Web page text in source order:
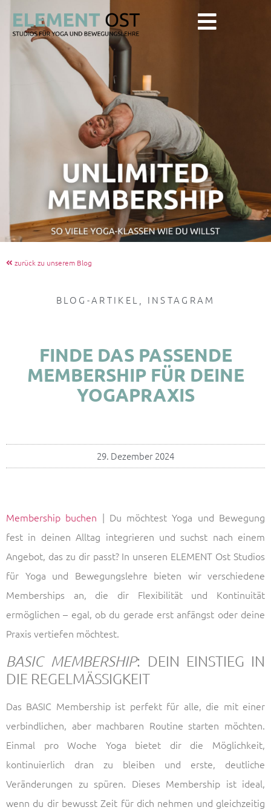
zurück zu unserem Blog
BLOG-ARTIKEL, INSTAGRAM
FINDE DAS PASSENDE
MEMBERSHIP FÜR DEINE
YOGAPRAXIS
29. Dezember 2024
Membership buchen | Du möchtest Yoga und Bewegung
fest in deinen Alltag integrieren und suchst nach einem
Angebot, das zu dir passt? In unseren ELEMENT Ost Studios
für Yoga und Bewegungslehre bieten wir verschiedene
Memberships an, die dir Flexibilität und Kontinuität
ermöglichen – egal, ob du gerade erst anfängst oder deine
Praxis vertiefen möchtest.
BASIC MEMBERSHIP: DEIN EINSTIEG IN
DIE REGELMÄSSIGKEIT
Das BASIC Membership ist perfekt für alle, die mit einer
verbindlichen, aber machbaren Routine starten möchten.
Einmal pro Woche Yoga bietet dir die Möglichkeit,
kontinuierlich dran zu bleiben und erste, deutliche
Veränderungen zu spüren. Dieses Membership ist ideal,
wenn du dir bewusst Zeit für dich nehmen und gleichzeitig